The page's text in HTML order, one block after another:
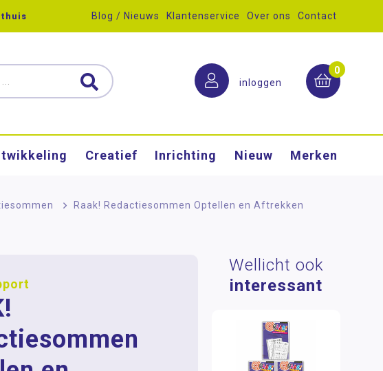
thuis Blog / Nieuws Klantenservice Over ons Contact
inloggen
0
Creatief Inrichting Nieuw Merken
> Raak! Redactiesommen Optellen en Aftrekken
Wellicht ook
interessant